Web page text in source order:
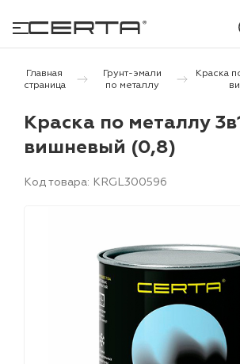
покрытия
и дачи
Главная
страница
Грунт-эмали
по металлу
Краска
Краска по металлу
вишневый (0,8)
Код товара: KRGL300596